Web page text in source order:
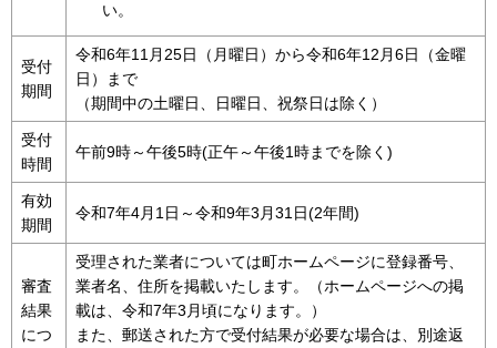
い。
受付
期間
令和6年11月25日（月曜日）から令和6年12月6日（金曜
日）まで
（期間中の土曜日、日曜日、祝祭日は除く）
受付
時間
午前9時～午後5時(正午～午後1時までを除く)
有効
期間
令和7年4月1日～令和9年3月31日(2年間)
審査
結果
につ
受理された業者については町ホームページに登録番号、
業者名、住所を掲載いたします。（ホームページへの掲
載は、令和7年3月頃になります。）
また、郵送された方で受付結果が必要な場合は、別途返